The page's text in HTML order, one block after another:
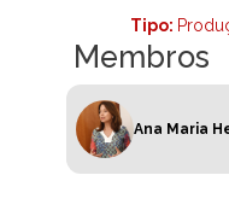
Tipo:
Membros
Ana Maria